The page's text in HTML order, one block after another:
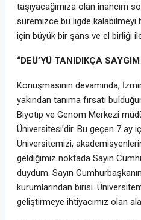
taşıyacağımıza olan inancım
süremizce bu ligde kalabilmeyi
için büyük bir şans ve el birliği
“DEÜ’YÜ TANIDIKÇA
Konuşmasının devamında,
yakından tanıma fırsatı
Biyotıp ve Genom Merkezi
Üniversitesi’dir. Bu geçen 7 ay
Üniversitemizi,
geldiğimiz noktada Sayın
duydum. Sayın
kurumlarından birisi.
geliştirmeye ihtiyacımız olan